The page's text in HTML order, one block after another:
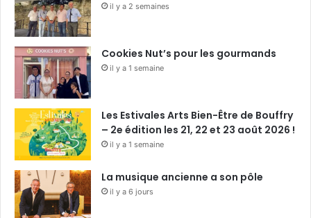
il y a 2 semaines
Cookies Nut’s pour les gourmands
il y a 1 semaine
Les Estivales Arts Bien-Être de Bouffry
– 2e édition les 21, 22 et 23 août 2026 !
il y a 1 semaine
La musique ancienne a son pôle
il y a 6 jours